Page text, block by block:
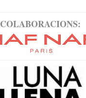
COLABORACIONS: